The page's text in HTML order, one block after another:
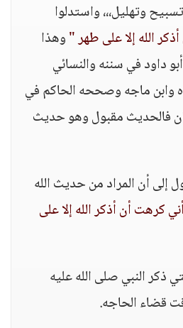
وتهليل،،، واستدلوا
الله إلا على طهر "وهذا
داود في سننه والنسائي
وابن ماجه وصححه الحاكم في
فالحديث مقبول وهو حديث
إلى أن المراد من حديث الله
كرهت أن أذكر الله إلا على
ذكر النبي صلى الله عليه
قضاء الحاجه.